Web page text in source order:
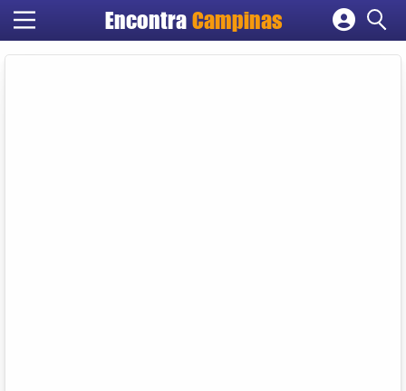
Encontra Campinas
Cadastrar empresa